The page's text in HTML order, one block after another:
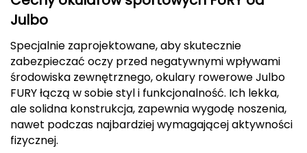
CMP
Cassin
Ciele Athletics
Climbing Technology
Coleman
Julbo
Specjalnie zaprojektowane, aby skutecznie
zabezpieczać oczy przed negatywnymi wpływami
środowiska zewnętrznego, okulary rowerowe Julbo
FURY łączą w sobie styl i funkcjonalność. Ich lekka,
ale solidna konstrukcja, zapewnia wygodę noszenia,
nawet podczas najbardziej wymagającej aktywności
fizycznej.